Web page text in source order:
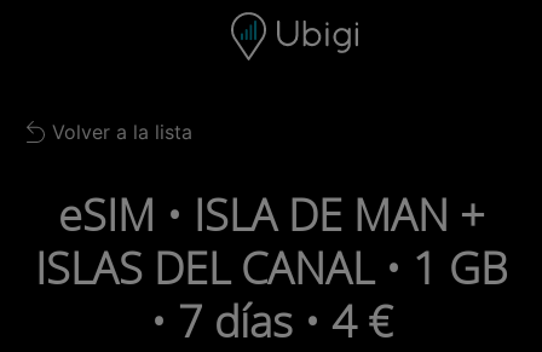
Barra de navegación
Back to list
Volver a la lista
eSIM • ISLA DE MAN +
ISLAS DEL CANAL • 1 GB
• 7 días • 4 €